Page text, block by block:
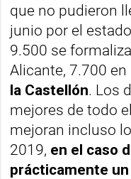
que no pudieron
junio por el
9.500 se
Alicante, 7.700
la Castellón. Los
mejores de todo
mejoran incluso
2019, en el caso
prácticamente un